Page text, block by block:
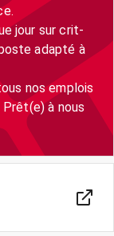
jour sur crit-
adapté à
nos emplois
à nous